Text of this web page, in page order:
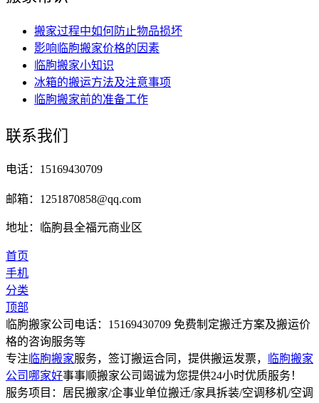
搬家过程中如何防止物品损坏
影响临朐搬家价格的因素
临朐搬家小知识
冰箱的搬运方法及注意事项
临朐搬家前的准备工作
联系我们
电话：15169430709
邮箱：1251870858@qq.com
地址：临朐县全福元商业区
首页
手机
分类
顶部
临朐搬家公司电话：15169430709 免费制定搬迁方案及搬运价
格的咨询服务等
专注 临朐搬家服务，签订搬运合同，提供搬运发票，
临朐搬家
公司哪家好事事顺搬家公司竭诚为您提供24小时优质服务！
服务项目：居民搬家/企事业单位搬迁/家具拆装/空调移机/空调